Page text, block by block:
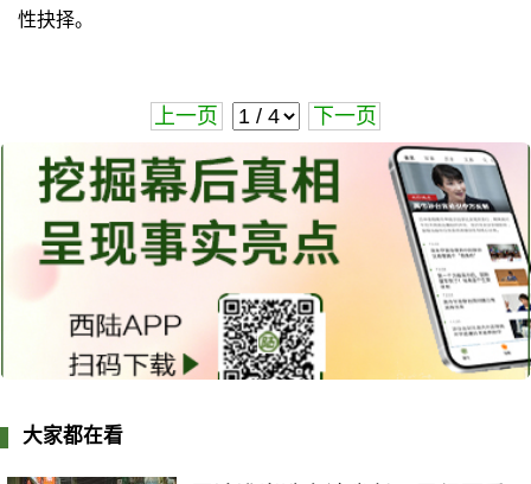
性抉择。
上一页 下一页
大家都在看